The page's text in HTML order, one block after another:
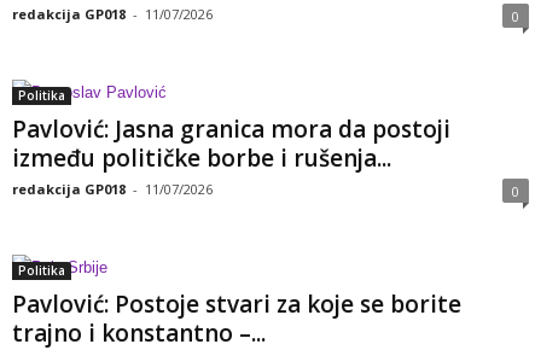
redakcija GP018 - 11/07/2026 0
Politika
Pavlović: Jasna granica mora da postoji
između političke borbe i rušenja...
redakcija GP018 - 11/07/2026 0
Politika
Pavlović: Postoje stvari za koje se borite
trajno i konstantno –...